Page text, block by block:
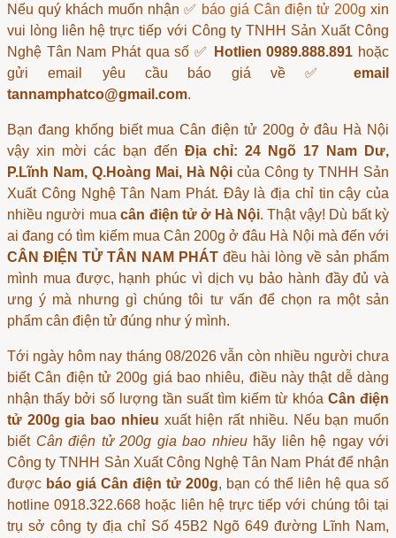
Nếu quý khách muốn nhận ✅ báo giá Cân điện tử 200g xin
vui lòng liên hệ trực tiếp với Công ty TNHH Sản Xuất Công
Nghệ Tân Nam Phát qua số ✅
Hotlien 0989.888.891 hoặc
gửi email yêu cầu báo giá về ✅ email
tannamphatco@gmail.com.
Bạn đang khống biết mua Cân điện tử 200g ở đâu Hà Nội
vậy xin mời các bạn đến Địa chỉ: 24 Ngõ 17 Nam Dư,
P.Lĩnh Nam, Q.Hoàng Mai, Hà Nội của Công ty TNHH Sản
Xuất Công Nghệ Tân Nam Phát. Đây là địa chỉ tin cậy của
nhiều người muacân điện tử ở Hà Nội. Thật vậy! Dù bất kỳ
ai đang có tìm kiếm mua Cân 200g ở đâu Hà Nội mà đến với
CÂN ĐIỆN TỬ TÂN NAM PHÁT đều hài lòng về sản phẩm
mình mua được, hạnh phúc vì dịch vụ bảo hành đầy đủ và
ưng ý mà nhưng gì chúng tôi tư vấn để chọn ra một sản
phẩm cân điện tử đúng như ý mình.
Tới ngày hôm nay tháng 08/2026 vẫn còn nhiều người chưa
biếtCân điện tử 200g giá bao nhiêu, điều này thật dễ dàng
nhận thấy bởi số lượng tần suất tìm kiếm từ khóa Cân điện
tử 200g gia bao nhieu xuất hiện rất nhiều. Nếu bạn muốn
biết Cân điện tử 200g gia bao nhieuhãy liên hệ ngay với
Công ty TNHH Sản Xuất Công Nghệ Tân Nam Phát để nhận
được báo giá Cân điện tử 200g, bạn có thể liên hệ qua số
hotline 0918.322.668 hoặc liên hệ trực tiếp với chúng tôi tại
trụ sở công ty địa chỉ Số 45B2 Ngõ 649 đường Lĩnh Nam,